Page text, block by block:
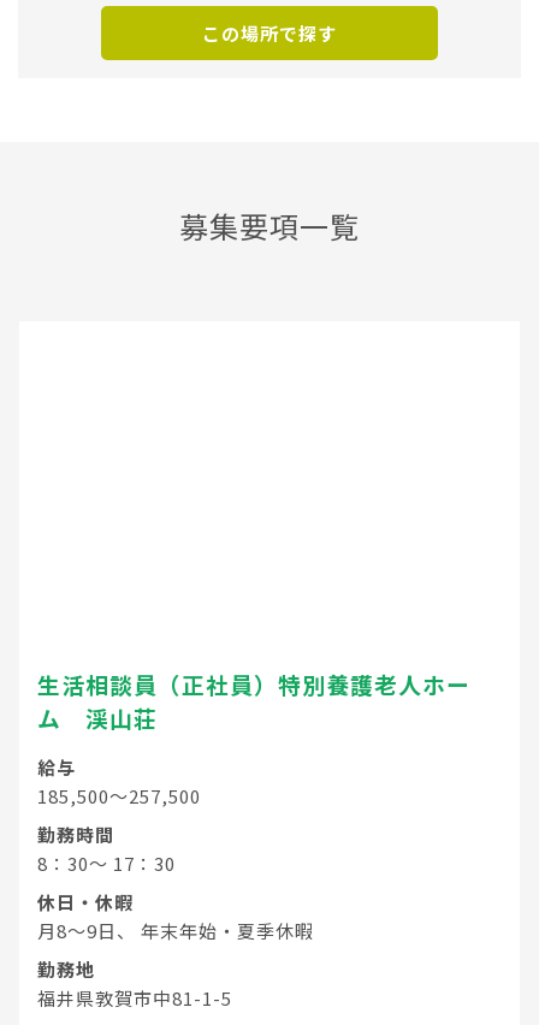
この場所で探す
募集要項一覧
生活相談員（正社員）特別養護老人ホー
ム 渓山荘
給与
185,500～257,500
勤務時間
8：30～ 17：30
休日・休暇
月8～9日、 年末年始・夏季休暇
勤務地
福井県敦賀市中81-1-5